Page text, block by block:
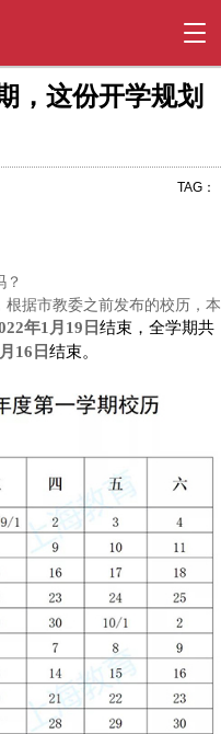
，这份开学规划
TAG：
据市教委之前发布的校历，本
年1月19日结束，全学期共
16日结束。